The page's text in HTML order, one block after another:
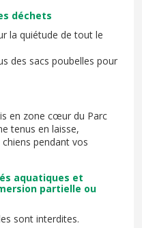
déchets
la quiétude de tout le
des sacs poubelles pour
en zone cœur du Parc
tenus en laisse,
pendant vos
aquatiques et
partielle ou
sont interdites.